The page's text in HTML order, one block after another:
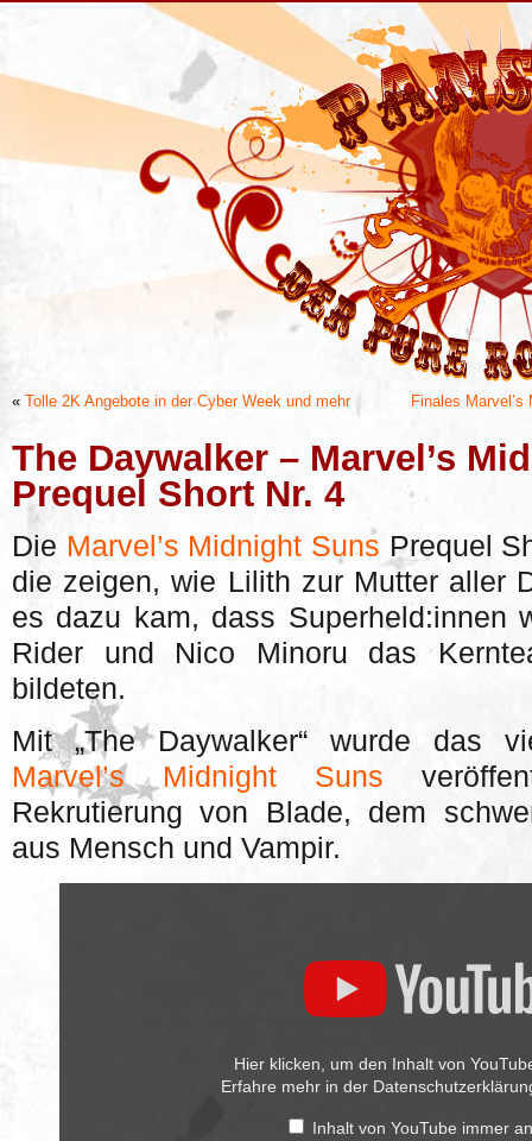
« Tolle 2K Angebote in der Cyber Week und mehr Finales
The Daywalker – Marvel’s
Prequel Short Nr. 4
Die Marvel’s Midnight Suns Prequel
die zeigen, wie Lilith zur Mutter aller
es dazu kam, dass Superheld:innen
Rider und Nico Minoru das
bildeten.
Mit „The Daywalker“ wurde das
Marvel’s Midnight Suns
Rekrutierung von Blade, dem
aus Mensch und Vampir.
Hier klicken, um den Inhalt von
Erfahre mehr in der
Inhalt von YouTube immer